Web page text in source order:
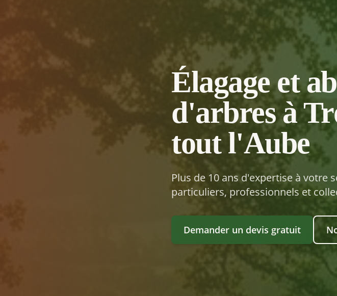
Élagage et
d'arbres à
tout l'Aube
Plus de 10 ans d'expertise à votre
particuliers, professionnels et
Demander un devis gratuit